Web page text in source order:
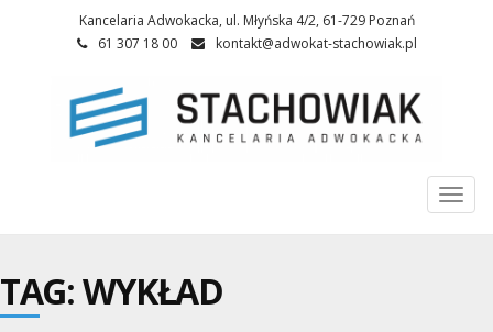
Kancelaria Adwokacka, ul. Młyńska 4/2, 61-729 Poznań
61 307 18 00
kontakt@adwokat-stachowiak.pl
TAG: WYKŁAD